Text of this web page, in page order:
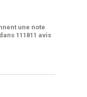
une note
111811 avis